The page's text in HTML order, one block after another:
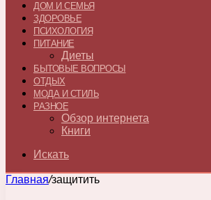
ДОМ И СЕМЬЯ
ЗДОРОВЬЕ
ПСИХОЛОГИЯ
ПИТАНИЕ
Диеты
БЫТОВЫЕ ВОПРОСЫ
ОТДЫХ
МОДА И СТИЛЬ
РАЗНОЕ
Обзор интернета
Книги
Искать
Главная/защитить